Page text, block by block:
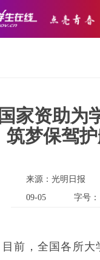
国家资助为
筑梦保驾
来源：光明日报
09-05
字号：
目前，全国各所大